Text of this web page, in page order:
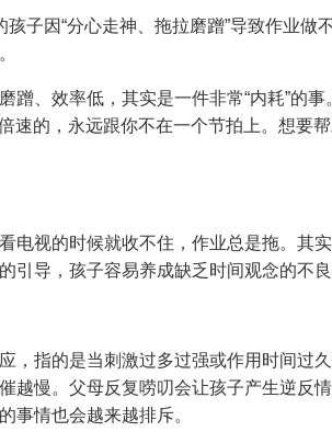
孩子因“分心走神、拖拉磨蹭”导致作业
蹭、效率低，其实是一件非常“内耗”的
速的，永远跟你不在一个节拍上。想要
电视的时候就收不住，作业总是拖。其
引导，孩子容易养成缺乏时间观念的不
，指的是当刺激过多过强或作用时间过
越慢。父母反复唠叨会让孩子产生逆反
事情也会越来越排斥。